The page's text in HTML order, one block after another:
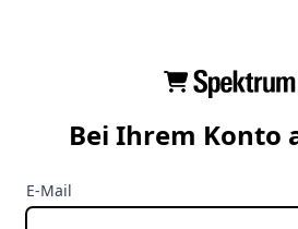
Bei Ihrem Konto
E-Mail